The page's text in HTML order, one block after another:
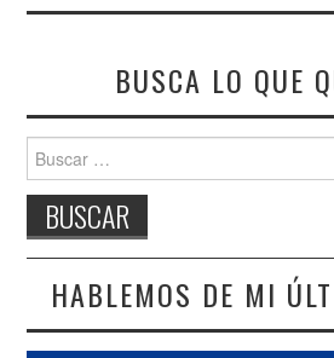
BUSCA LO QUE
Buscar:
HABLEMOS DE MI